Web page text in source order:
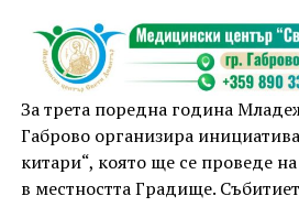
тренировка от 19.00 ч., а след
атака с куиз вечер за обща
приключи с прожекция на
комедиен филм „Брънч за
под звездното дряновско небе.
За трета поредна година
Габрово организира
китари“, която ще се проведе на
в местността Градище.